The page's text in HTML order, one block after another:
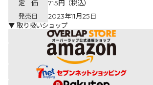
定 価
715円（税込）
発売日
2023年11月25日
▼ 取り扱いショップ